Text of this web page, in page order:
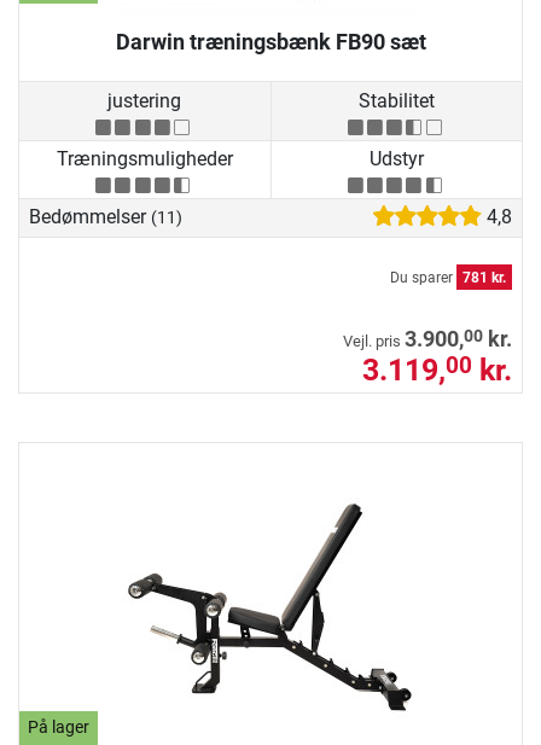
Darwin træningsbænk FB90 sæt
justering Stabilitet
Træningsmuligheder Udstyr
Bedømmelser (11) 4,8
Du sparer 781 kr.
Vejl. pris 3.900,00 kr.
3.119,00 kr.
På lager